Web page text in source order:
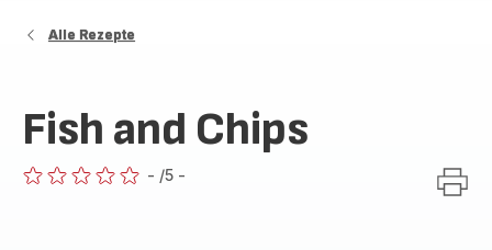
Alle Rezepte
Fish and Chips
- /5 -